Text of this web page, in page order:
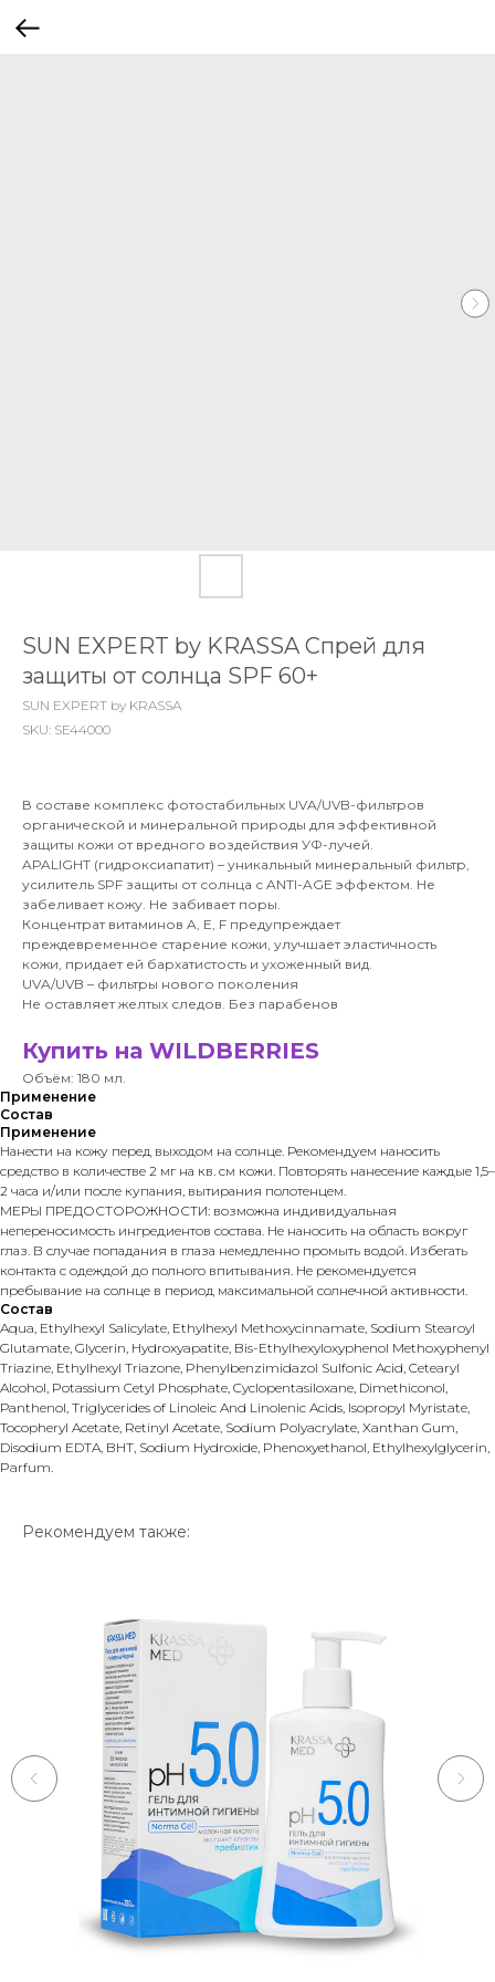
SUN EXPERT by KRASSA Спрей для
защиты от солнца SPF 60+
SUN EXPERT by KRASSA
SKU: SE44000
В составе комплекс фотостабильных UVA/UVB-фильтров
органической и минеральной природы для эффективной
защиты кожи от вредного воздействия УФ-лучей.
APALIGHT (гидроксиапатит) – уникальный минеральный фильтр,
усилитель SPF защиты от солнца с ANTI-AGE эффектом. Не
забеливает кожу. Не забивает поры.
Концентрат витаминов A, E, F предупреждает
преждевременное старение кожи, улучшает эластичность
кожи, придает ей бархатистость и ухоженный вид.
UVA/UVB – фильтры нового поколения
Не оставляет желтых следов. Без парабенов
Купить на WILDBERRIES
Объём: 180 мл.
Применение
Состав
Применение
Нанести на кожу перед выходом на солнце. Рекомендуем наносить
средство в количестве 2 мг на кв. см кожи. Повторять нанесение каждые 1,5–
2 часа и/или после купания, вытирания полотенцем.
МЕРЫ ПРЕДОСТОРОЖНОСТИ: возможна индивидуальная
непереносимость ингредиентов состава. Не наносить на область вокруг
глаз. В случае попадания в глаза немедленно промыть водой. Избегать
контакта с одеждой до полного впитывания. Не рекомендуется
пребывание на солнце в период максимальной солнечной активности.
Состав
Aqua, Ethylhexyl Salicylate, Ethylhexyl Methoxycinnamate, Sodium Stearoyl
Glutamate, Glycerin, Hydroxyapatite, Bis-Ethylhexyloxyphenol Methoxyphenyl
Triazine, Ethylhexyl Triazone, Phenylbenzimidazol Sulfonic Acid, Cetearyl
Alcohol, Potassium Cetyl Phosphate, Cyclopentasiloxane, Dimethiconol,
Рanthenol, Triglycerides of Linoleic And Linolenic Acids, Isopropyl Myristate,
Tocopheryl Acetate, Retinyl Acetate, Sodium Polyacrylate, Xanthan Gum,
Disodium EDTA, BHT, Sodium Hydroxide, Phenoxyethanol, Ethylhexylglycerin,
Parfum.
Рекомендуем также: